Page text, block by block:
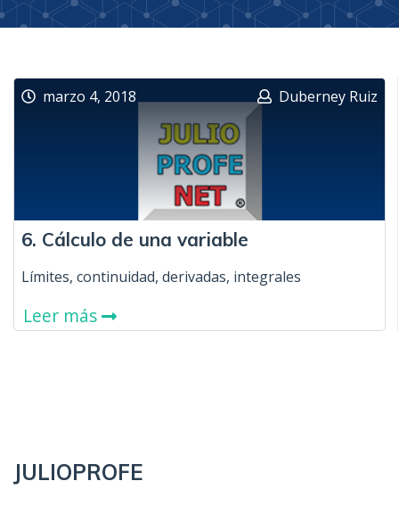
marzo 4, 2018 Duberney Ruiz
6. Cálculo de una variable
Límites, continuidad, derivadas, integrales
Leer más
JULIOPROFE